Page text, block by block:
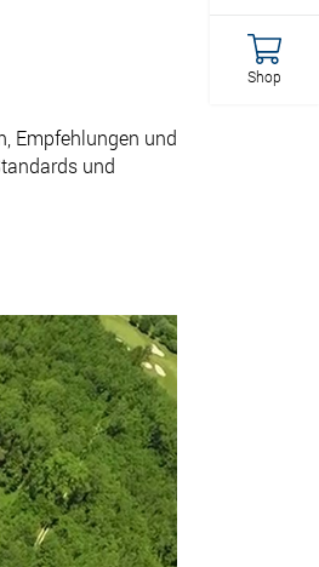
Shop
Empfehlungen und
und